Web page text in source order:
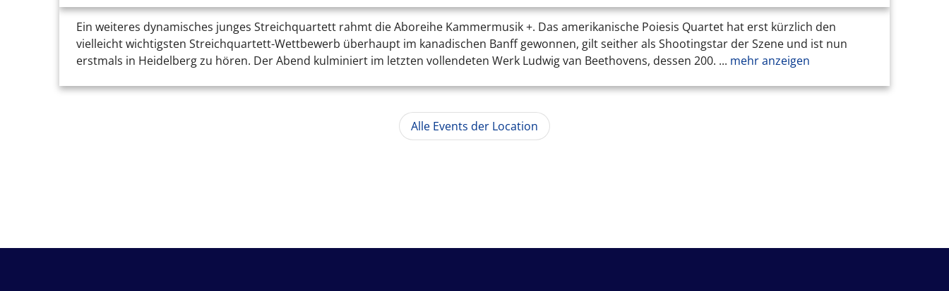
Ein weiteres dynamisches junges Streichquartett rahmt die Aboreihe Kammermusik +. Das amerikanische Poiesis Quartet hat erst kürzlich den
vielleicht wichtigsten Streichquartett-Wettbewerb überhaupt im kanadischen Banff gewonnen, gilt seither als Shootingstar der Szene und ist nun
erstmals in Heidelberg zu hören. Der Abend kulminiert im letzten vollendeten Werk Ludwig van Beethovens, dessen 200. ... mehr anzeigen
Alle Events der Location